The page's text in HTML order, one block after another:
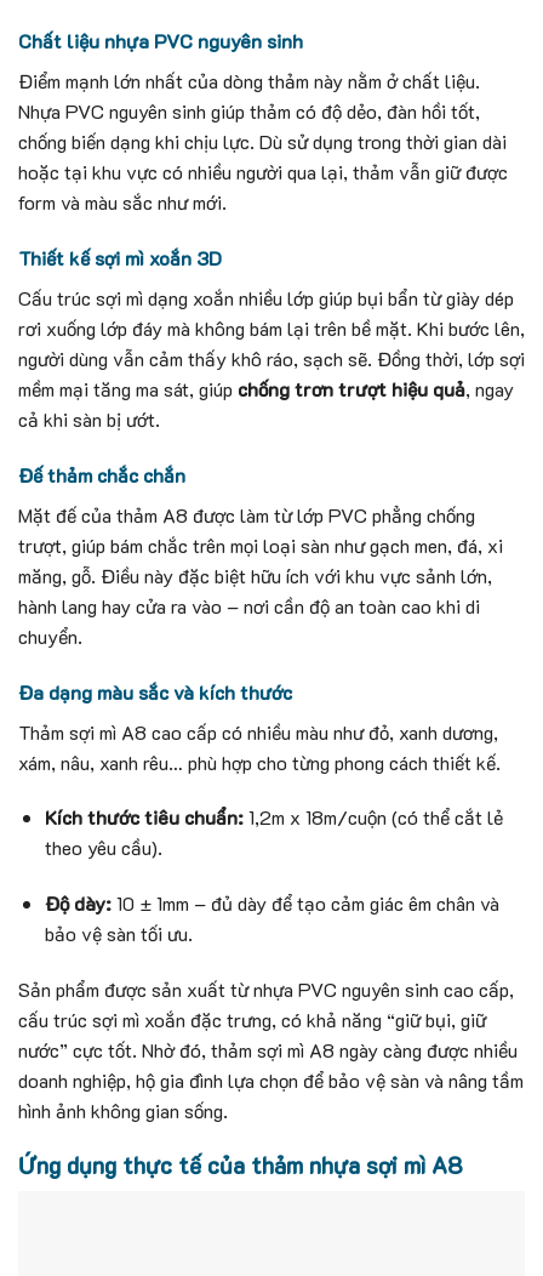
Chất liệu nhựa PVC nguyên sinh
Điểm mạnh lớn nhất của dòng thảm này nằm ở chất liệu.
Nhựa PVC nguyên sinh giúp thảm có độ dẻo, đàn hồi tốt,
chống biến dạng khi chịu lực. Dù sử dụng trong thời gian dài
hoặc tại khu vực có nhiều người qua lại, thảm vẫn giữ được
form và màu sắc như mới.
Thiết kế sợi mì xoắn 3D
Cấu trúc sợi mì dạng xoắn nhiều lớp giúp bụi bẩn từ giày dép
rơi xuống lớp đáy mà không bám lại trên bề mặt. Khi bước lên,
người dùng vẫn cảm thấy khô ráo, sạch sẽ. Đồng thời, lớp sợi
mềm mại tăng ma sát, giúp chống trơn trượt hiệu quả, ngay
cả khi sàn bị ướt.
Đế thảm chắc chắn
Mặt đế của thảm A8 được làm từ lớp PVC phẳng chống
trượt, giúp bám chắc trên mọi loại sàn như gạch men, đá, xi
măng, gỗ. Điều này đặc biệt hữu ích với khu vực sảnh lớn,
hành lang hay cửa ra vào – nơi cần độ an toàn cao khi di
chuyển.
Đa dạng màu sắc và kích thước
Thảm sợi mì A8 cao cấp có nhiều màu như đỏ, xanh dương,
xám, nâu, xanh rêu… phù hợp cho từng phong cách thiết kế.
Kích thước tiêu chuẩn:1,2m x 18m/cuộn (có thể cắt lẻ
theo yêu cầu).
Độ dày:10 ± 1mm – đủ dày để tạo cảm giác êm chân và
bảo vệ sàn tối ưu.
Sản phẩm được sản xuất từ nhựa PVC nguyên sinh cao cấp,
cấu trúc sợi mì xoắn đặc trưng, có khả năng “giữ bụi, giữ
nước” cực tốt. Nhờ đó, thảm sợi mì A8 ngày càng được nhiều
doanh nghiệp, hộ gia đình lựa chọn để bảo vệ sàn và nâng tầm
hình ảnh không gian sống.
Ứng dụng thực tế của thảm nhựa sợi mì A8